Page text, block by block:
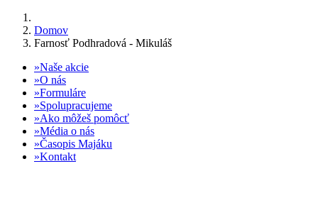
Domov
Farnosť Podhradová - Mikuláš
Naše akcie
O nás
Formuláre
Spolupracujeme
Ako môžeš pomôcť
Média o nás
Časopis Majáku
Kontakt